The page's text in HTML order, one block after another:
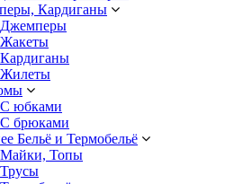
Кардиганы
Джемперы
Жакеты
Кардиганы
Жилеты
С юбками
С брюками
Бельё и Термобельё
Майки, Топы
Трусы